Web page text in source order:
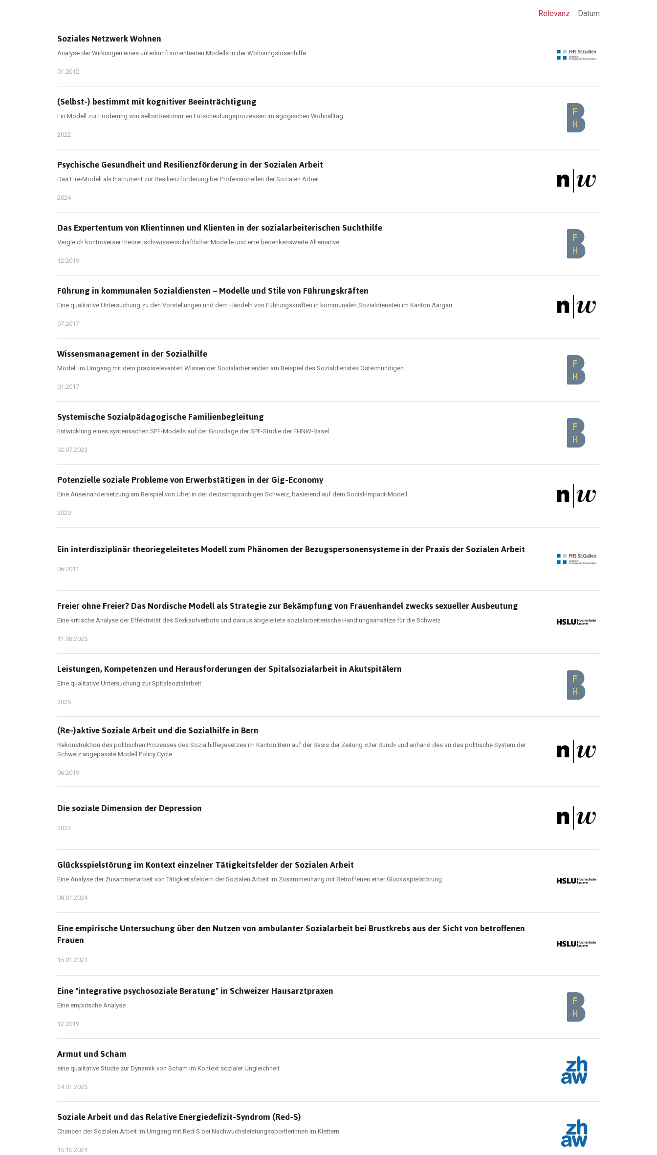
Relevanz Datum
Soziales Netzwerk Wohnen
Analyse der Wirkungen eines unterkunftsorientierten Modells in der Wohnungslosenhilfe
01.2012
(Selbst-) bestimmt mit kognitiver Beeinträchtigung
Ein Modell zur Förderung von selbstbestimmten Entscheidungsprozessen im agogischen Wohnalltag
2022
Psychische Gesundheit und Resilienzförderung in der Sozialen Arbeit
Das Fire-Modell als Instrument zur Resilienzförderung bei Professionellen der Sozialen Arbeit
2024
Das Expertentum von Klientinnen und Klienten in der sozialarbeiterischen Suchthilfe
Vergleich kontroverser theoretisch-wissenschaftlicher Modelle und eine bedenkenswerte Alternative
12.2019
Führung in kommunalen Sozialdiensten – Modelle und Stile von Führungskräften
Eine qualitative Untersuchung zu den Vorstellungen und dem Handeln von Führungskräften in kommunalen Sozialdiensten im Kanton Aargau
07.2017
Wissensmanagement in der Sozialhilfe
Modell im Umgang mit dem praxisrelevanten Wissen der Sozialarbeitenden am Beispiel des Sozialdienstes Ostermundigen
01.2017
Systemische Sozialpädagogische Familienbegleitung
Entwicklung eines systemischen SPF-Modells auf der Grundlage der SPF-Studie der FHNW-Basel
02.07.2023
Potenzielle soziale Probleme von Erwerbstätigen in der Gig-Economy
Eine Auseinandersetzung am Beispiel von Uber in der deutschsprachigen Schweiz, basierend auf dem Social-Impact-Modell
2020
Ein interdisziplinär theoriegeleitetes Modell zum Phänomen der Bezugspersonensysteme in der Praxis der Sozialen Arbeit
06.2011
Freier ohne Freier? Das Nordische Modell als Strategie zur Bekämpfung von Frauenhandel zwecks sexueller Ausbeutung
Eine kritische Analyse der Effektivität des Sexkaufverbots und daraus abgeleitete sozialarbeiterische Handlungsansätze für die Schweiz
11.08.2025
Leistungen, Kompetenzen und Herausforderungen der Spitalsozialarbeit in Akutspitälern
Eine qualitative Untersuchung zur Spitalsozialarbeit
2025
(Re-)aktive Soziale Arbeit und die Sozialhilfe in Bern
Rekonstruktion des politischen Prozesses des Sozialhilfegesetzes im Kanton Bern auf der Basis der Zeitung «Der Bund» und anhand des an das politische System der
Schweiz angepasste Modell Policy Cycle
06.2019
Die soziale Dimension der Depression
2023
Glücksspielstörung im Kontext einzelner Tätigkeitsfelder der Sozialen Arbeit
Eine Analyse der Zusammenarbeit von Tätigkeitsfeldern der Sozialen Arbeit im Zusammenhang mit Betroffenen einer Glücksspielstörung
08.01.2024
Eine empirische Untersuchung über den Nutzen von ambulanter Sozialarbeit bei Brustkrebs aus der Sicht von betroffenen
Frauen
15.01.2021
Eine "integrative psychosoziale Beratung" in Schweizer Hausarztpraxen
Eine empirische Analyse
12.2019
Armut und Scham
eine qualitative Studie zur Dynamik von Scham im Kontext sozialer Ungleichheit
24.01.2025
Soziale Arbeit und das Relative Energiedefizit-Syndrom (Red-S)
Chancen der Sozialen Arbeit im Umgang mit Red-S bei Nachwuchsleistungssportlerinnen im Klettern
15.10.2024